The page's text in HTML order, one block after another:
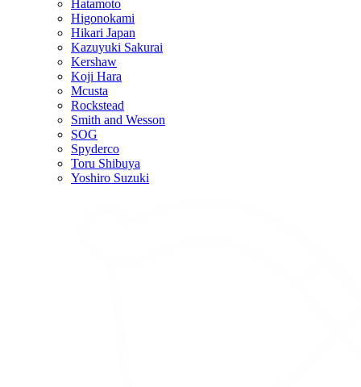
Hatamoto
Higonokami
Hikari Japan
Kazuyuki Sakurai
Kershaw
Koji Hara
Mcusta
Rockstead
Smith and Wesson
SOG
Spyderco
Toru Shibuya
Yoshiro Suzuki